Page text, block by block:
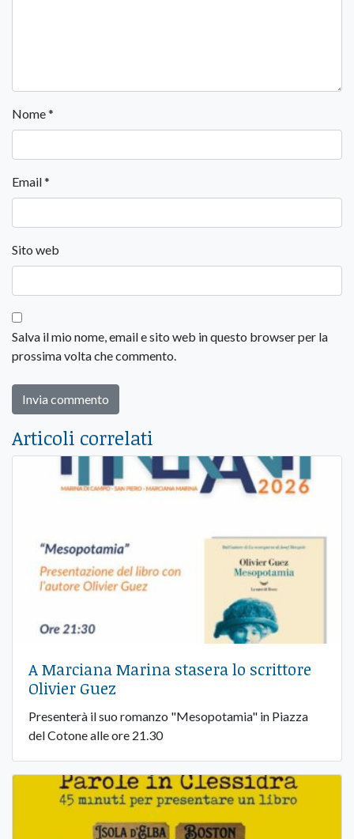
Nome*
Email*
Sito web
Salva il mio nome, email e sito web in questo browser per la
prossima volta che commento.
Articoli correlati
A Marciana Marina stasera lo scrittore
Olivier Guez
Presenterà il suo romanzo "Mesopotamia" in Piazza
del Cotone alle ore 21.30